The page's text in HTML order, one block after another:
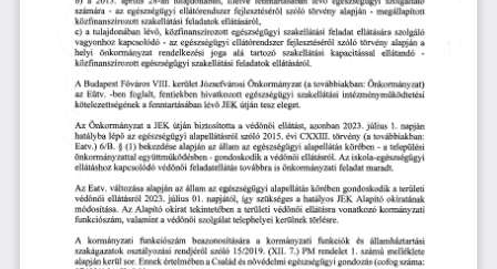
számára - az egészségügyi ellátórendszer fejlesztéséről szóló törvény alapján - megállapított
közfinanszírozott szakellátási feladatok ellátásáról,
c) a tulajdonában lévő, közfinanszírozott egészségügyi szakellátási feladat ellátására szolgáló
vagyonhoz kapcsolódó - az egészségügyi ellátórendszer fejlesztéséről szóló törvény alapján a
helyi
önkormányzat rendelkezési joga alá tartozó szakellátási kapacitással ellátandó
-
közfinanszírozott egészségügyi szakellátási feladatokellátásáról.
A Budapest Főváros VIII. kerület Józsefvárosi Önkormányzat (a továbbiakban: Önkormányzat)
az Eütv. -ben foglalt, fentiekben hivatkozott egészségügyi szakellátási intézménymüködtetési
kötelezettségének a fenntartásában lévő JEK útján tesz eleget.
Az Önkormányzat a JEK útján biztosította a védőnői ellátást, azonban 2023. július 1. napján
hatályba lépő az egészségügyi alapellátásról szóló 2015. évi CXXIII. törvény (a továbbiakban:
Eatv.) 6/B. § (1) bekezdése alapján az állam az egészségügyi alapellátás körében - a települési
önkormányzattal együttműködésben - gondoskodik avédőnői ellátásról. Az iskola-egészségügyi
ellátáshoz kapcsolódó védőnői feladatellátás továbbra is önkormányzati feladat maradt.
Az Eatv. változása alapján az állam az egészségügyi alapellátás körében gondoskodik a területi
védőnői ellátásról 2023. július 01. napjától, így szükséges a hatályos JEK Alapító okiratának
módosítása. Az Alapító okirat tekintetében a területi védőnői ellátásra vonatkozó kormányzati
fúnkciószám, valamint avédőnői szolgálat telephelyei kerülnek törlésre.
A kormányzati funkciószám beazonosítására a kormányzati funkciók és
államháztartási
szakágazatok osztályozási rendjéről szóló 15/2019. (XII. 7.) PM rendelet 1. számú melléklete
alapján kerül sor. Ennekértelmébena Család ésnővédelmiegészségügyi gondozás(cofogszáma: